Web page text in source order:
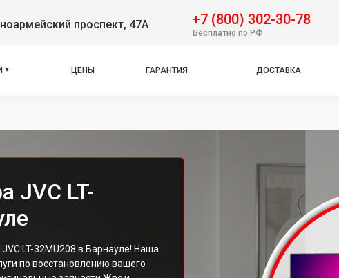
проспект, 47А +7 (800) 302-30-78
Бесплатно по РФ
ЦЕНЫ ГАРАНТИЯ ДОСТАВКА
JVC LT-
LT-32MU208 в Барнауле! Наша
по восстановлению вашего